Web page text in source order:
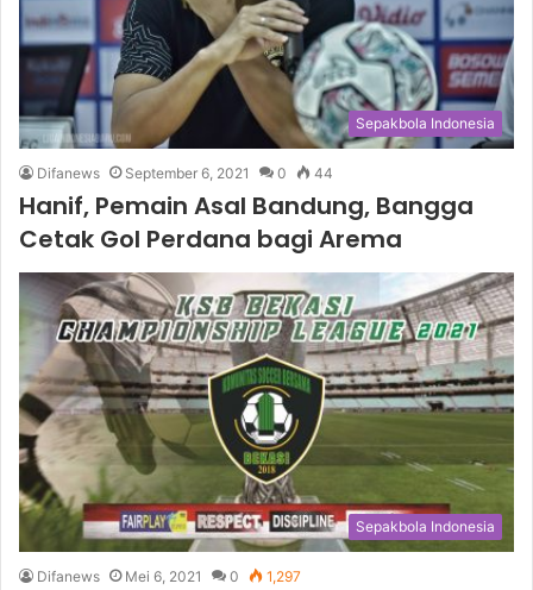
Sepakbola Indonesia
Difanews September 6, 2021 0 44
Hanif, Pemain Asal Bandung, Bangga
Cetak Gol Perdana bagi Arema
Sepakbola Indonesia
Difanews Mei 6, 2021 0 1,297